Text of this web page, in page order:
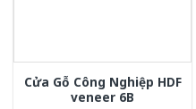
Cửa Gỗ Công Nghiệp HDF
veneer 6B